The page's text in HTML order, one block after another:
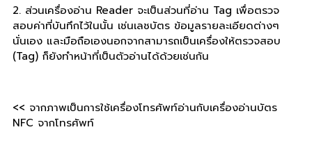
2. ส่วนเครื่องอ่าน Reader จะเป็นส่วนที่อ่าน Tag เพื่อตรวจ
สอบค่าที่บันทึกไว้ในนั้น เช่นเลชบัตร ข้อมูลรายละเอียดต่างๆ
นั่นเอง และมือถือเองนอกจากสามารถเป็นเครื่องให้ตรวจสอบ
(Tag) ก็ยังทำหน้าที่เป็นตัวอ่านได้ด้วยเช่นกัน
<< จากภาพเป็นการใช้เครื่องโทรศัพท์อ่านกับเครื่องอ่านบัตร
NFC จากโทรศัพท์